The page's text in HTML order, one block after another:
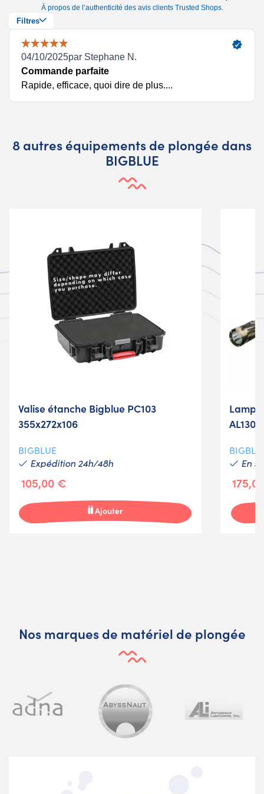
8 autres équipements de plongée dans
BIGBLUE
Valise étanche Bigblue PC103
355x272x106
BIGBLUE
Expédition 24h/48h
105,00 €
Ajouter
En
Nos marques de matériel de plongée